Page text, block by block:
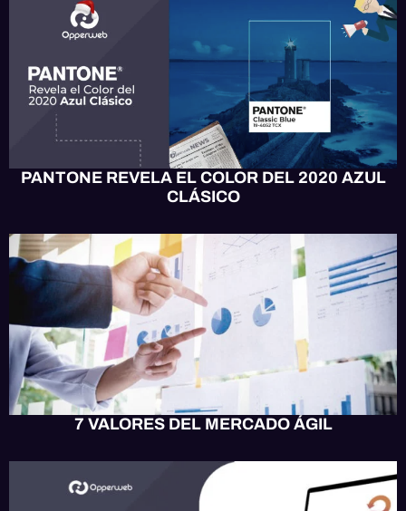
OPPERWEB NEWS
PANTONE REVELA EL COLOR DEL 2020 AZUL
CLÁSICO
SITIO WEB
7 VALORES DEL MERCADO ÁGIL
DESARROLLO WEB